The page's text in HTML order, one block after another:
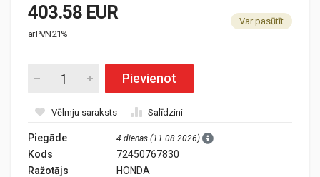
403.58 EUR
ar PVN 21%
Var pasūtīt
Pievienot
Vēlmju saraksts Salīdzini
Piegāde 4 dienas (11.08.2026)
Kods
72450767830
Ražotājs
HONDA